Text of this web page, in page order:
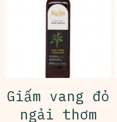
Giấm vang đỏ
ngải thơm